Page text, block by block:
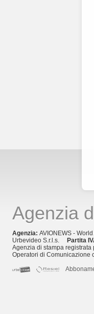
Agenzia
Agenzia: AVIONEWS -
Urbevideo S.r.l.s.
Partita
Agenzia di stampa
Operatori di Comunicazione